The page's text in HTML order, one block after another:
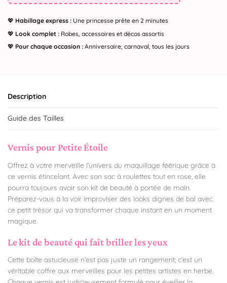
💖 Habillage express : Une princesse prête en 2 minutes
💖 Look complet : Robes, accessoires et décos assortis
💖 Pour chaque occasion : Anniversaire, carnaval, tous les jours
Description
Guide des Tailles
Vernis pour Petite Étoile
Offrez à votre merveille l’univers du maquillage féérique grâce à
ce vernis étincelant. Avec son sac à roulettes tout en rose, elle
pourra toujours avoir son kit de beauté à portée de main.
Préparez-vous à la voir improviser des looks dignes de bal avec
ce petit trésor qui va transformer chaque instant en un moment
magique.
Le kit de beauté qui fait briller les yeux
Cette boîte astucieuse n’est pas juste un rangement; c’est un
véritable coffre aux merveilles pour les petites artistes en herbe.